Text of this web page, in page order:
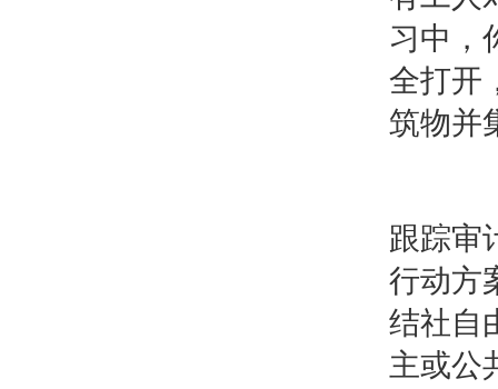
习中，
全打开
筑物并
跟踪审
行动方
结社自
主或公